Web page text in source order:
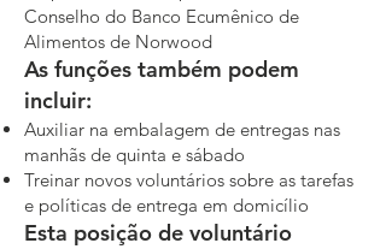
Conselho do Banco Ecumênico de
Alimentos de Norwood
As funções também podem
incluir:
Auxiliar na embalagem de entregas nas
manhãs de quinta e sábado
Treinar novos voluntários sobre as tarefas
e políticas de entrega em domicílio
Esta posição de voluntário